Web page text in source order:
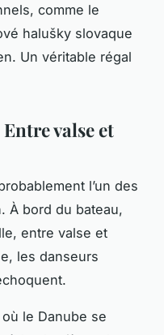
comme le
halušky slovaque
Un véritable régal
valse et
l’un des
À bord du bateau,
entre valse et
les danseurs
le Danube se